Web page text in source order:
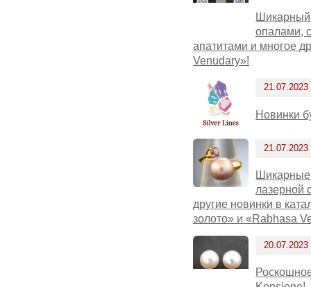
Шикарный
опалами,
апатитами и многое
Venudary»!
21.07.2023
Новинки
21.07.2023
Шикарные
лазерной
другие новинки в
золото» и «Rabhasa
20.07.2023